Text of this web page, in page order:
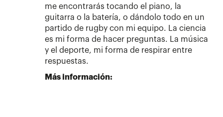
me encontrarás tocando el piano, la
guitarra o la batería, o dándolo todo en un
partido de rugby con mi equipo. La ciencia
es mi forma de hacer preguntas. La música
y el deporte, mi forma de respirar entre
respuestas.
Más información: